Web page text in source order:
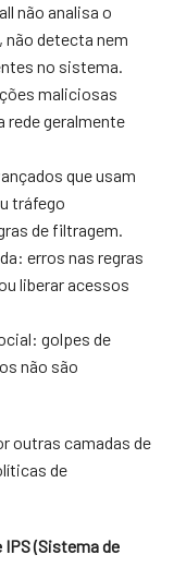
não analisa o
detecta nem
no sistema.
maliciosas
rede geralmente
que usam
tráfego
de filtragem.
erros nas regras
liberar acessos
golpes de
não são
outras camadas de
de
(Sistema de